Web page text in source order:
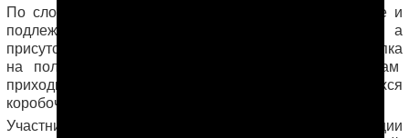
По словам замдиректора, требования очень жесткие и
подлежат беспрекословному выполнению, а
присутствующие не смеют и заикнуться о том, что хлопка
на полях мало или его вовсе нет, что сборщикам
приходится «буквально бегать в поисках раскрывшихся
коробочек».
Участник одного из собраний в районной администрации